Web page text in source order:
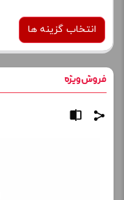
انتخاب گزینه ها
نیکوتین: